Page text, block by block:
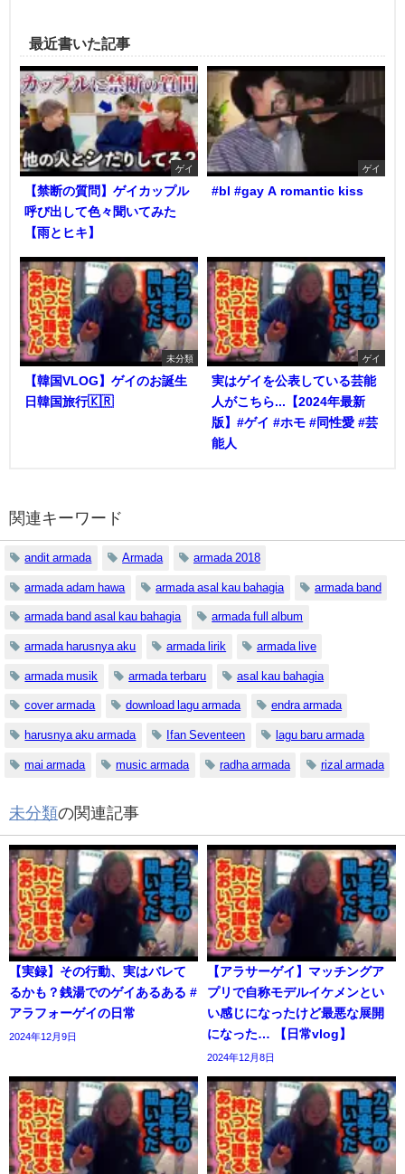
最近書いた記事
ゲイ
【禁断の質問】ゲイカップル
呼び出して色々聞いてみた
【雨とヒキ】
ゲイ
#bl #gay A romantic kiss
未分類
【韓国VLOG】ゲイのお誕生
日韓国旅行🇰🇷
ゲイ
実はゲイを公表している芸能
人がこちら...【2024年最新
版】#ゲイ #ホモ #同性愛 #芸
能人
関連キーワード
andit armada Armada armada 2018
armada adam hawa armada asal kau bahagia armada band
armada band asal kau bahagia armada full album
armada harusnya aku armada lirik armada live
armada musik armada terbaru asal kau bahagia
cover armada download lagu armada endra armada
harusnya aku armada Ifan Seventeen lagu baru armada
mai armada music armada radha armada rizal armada
未分類の関連記事
【実録】その行動、実はバレて
るかも？銭湯でのゲイあるある #
アラフォーゲイの日常
2024年12月9日
【アラサーゲイ】マッチングア
プリで自称モデルイケメンとい
い感じになったけど最悪な展開
になった… 【日常vlog】
2024年12月8日